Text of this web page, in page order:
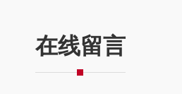
在线留言